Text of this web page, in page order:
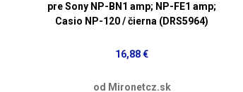
pre Sony NP-BN1 amp; NP-FE1 amp;
Casio NP-120 / čierna (DRS5964)
16,88 €
od Mironetcz.sk